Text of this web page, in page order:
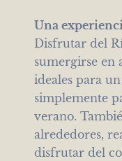
Una
Disfrutar del
sumergirse en
ideales para
simplemente
verano.
alrededores,
disfrutar del